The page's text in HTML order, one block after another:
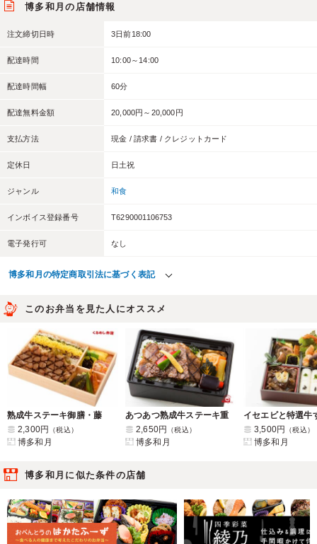
博多和月の店舗情報
注文締切日時 3日前18:00
配達時間 10:00～14:00
配達時間幅 60分
配達無料金額 20,000円～20,000円
支払方法 現金 / 請求書 / クレジットカード
定休日 日土祝
ジャンル 和食
インボイス登録番号 T6290001106753
電子発行可 なし
博多和月の特定商取引法に基づく表記
このお弁当を見た人にオススメ
熟成牛ステーキ御膳・藤
2,300円
（税込）
博多和月
あつあつ熟成牛ステーキ重
2,650円
（税込）
博多和月
3,500円 （税込）
博多和月
博多和月に似た条件の店舗